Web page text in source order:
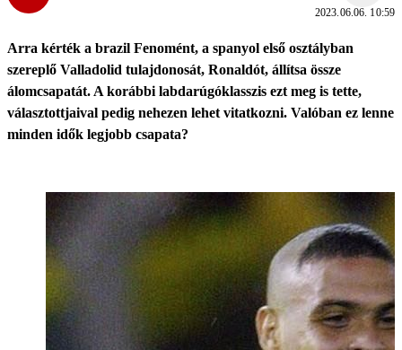
2023.06.06. 10:59
Arra kérték a brazil Fenomént, a spanyol első osztályban
szereplő Valladolid tulajdonosát, Ronaldót, állítsa össze
álomcsapatát. A korábbi labdarúgóklasszis ezt meg is tette,
választottjaival pedig nehezen lehet vitatkozni. Valóban ez lenne
minden idők legjobb csapata?